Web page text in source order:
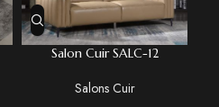
Salon Cuir SALC-12
Salons Cuir